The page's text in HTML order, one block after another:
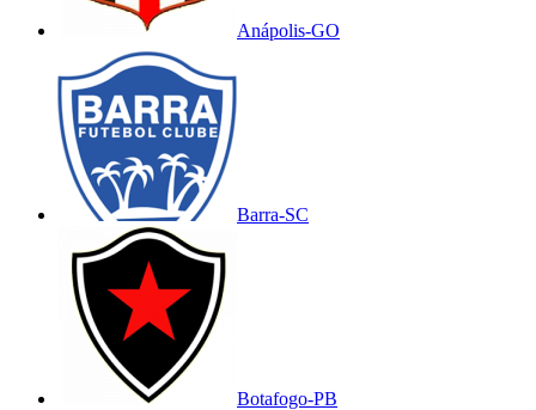
Anápolis-GO
Barra-SC
Botafogo-PB